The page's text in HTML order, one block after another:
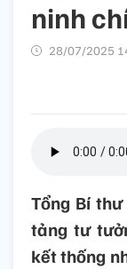
ninh
28/07/2025
Tổng Bí
tảng tư
kết thống